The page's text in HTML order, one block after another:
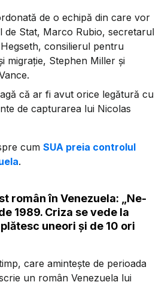
de o echipă din care vor
de Stat, Marco Rubio, secretarul
consilierul pentru
migrație, Stephen Miller și
că ar fi avut orice legătură cu
de capturarea lui Nicolas
cum SUA preia controlul
.
român în Venezuela: „Ne-
1989. Criza se vede la
uneori și de 10 ori
care amintește de perioada
un român Venezuela lui